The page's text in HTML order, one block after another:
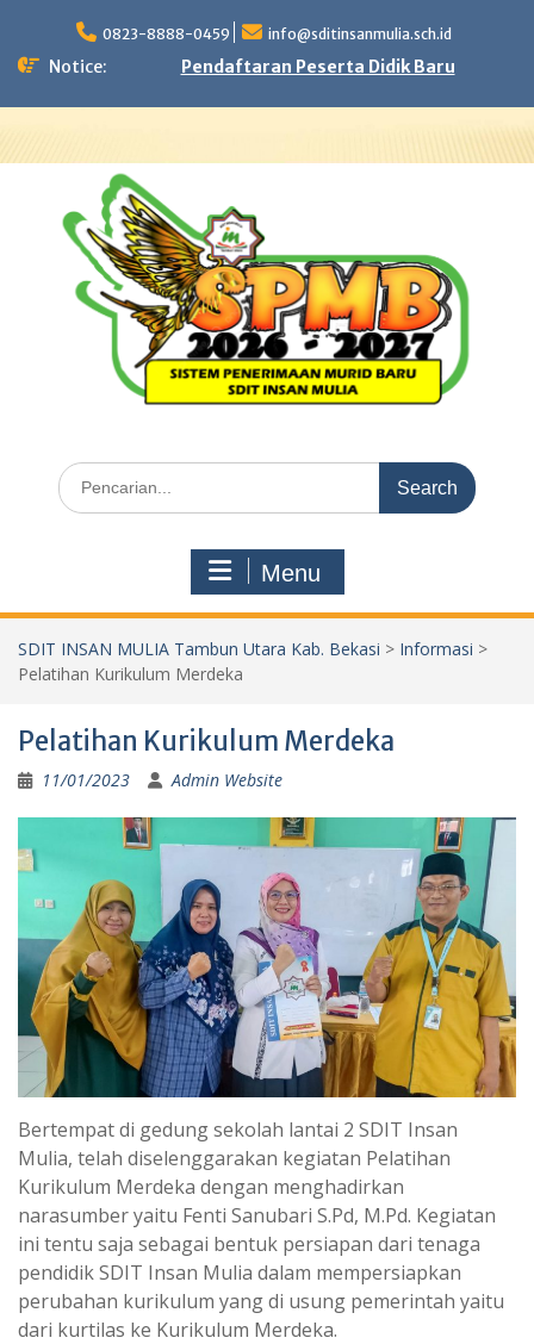
content
0823-8888-0459 info@sditinsanmulia.sch.id
Notice: Pendaftaran Peserta Didik Baru
Search
for:
Menu
SDIT INSAN MULIA Tambun Utara Kab. Bekasi > Informasi >
Pelatihan Kurikulum Merdeka
Pelatihan Kurikulum Merdeka
11/01/2023 Admin Website
Bertempat di gedung sekolah lantai 2 SDIT Insan
Mulia, telah diselenggarakan kegiatan Pelatihan
Kurikulum Merdeka dengan menghadirkan
narasumber yaitu Fenti Sanubari S.Pd, M.Pd. Kegiatan
ini tentu saja sebagai bentuk persiapan dari tenaga
pendidik SDIT Insan Mulia dalam mempersiapkan
perubahan kurikulum yang di usung pemerintah yaitu
dari kurtilas ke Kurikulum Merdeka.